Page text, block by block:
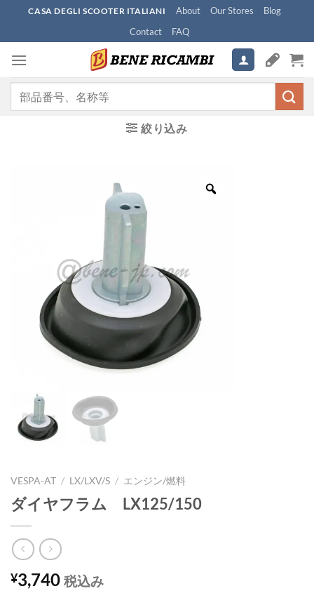
content
CASA DEGLI SCOOTER ITALIANI About Our Stores
Blog
Contact
FAQ
絞り込み
VESPA-AT / LX/LXV/S / エンジン/燃料
ダイヤフラム LX125/150
¥3,740 税込み